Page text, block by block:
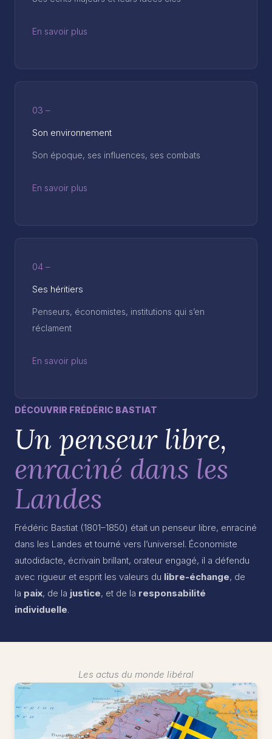
En savoir plus
03 –
Son environnement
Son époque, ses influences, ses combats
En savoir plus
04 –
Ses héritiers
Penseurs, économistes, institutions qui s’en
réclament
En savoir plus
DÉCOUVRIR FRÉDÉRIC BASTIAT
Un penseur libre,
enraciné dans les
Landes
Frédéric Bastiat (1801–1850) était un penseur libre, enraciné
dans les Landes et tourné vers l’universel. Économiste
autodidacte, écrivain brillant, orateur engagé, il a défendu
avec rigueur et esprit les valeurs du libre-échange, de
la paix, de la justice, et de la responsabilité
individuelle.
Les actus du monde libéral